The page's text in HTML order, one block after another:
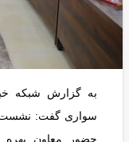
به گزارش شبکه
سواری گفت: نشست
حضور معاون بهره